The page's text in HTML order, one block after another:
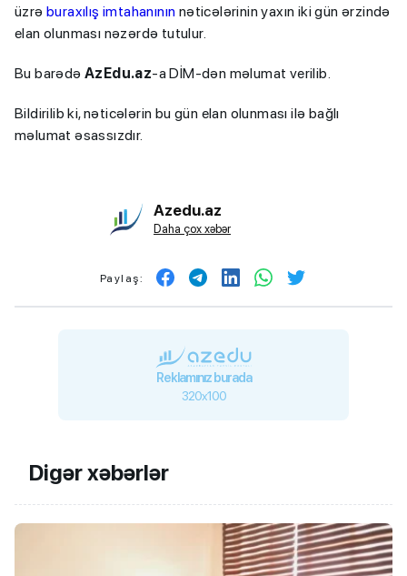
üzrə buraxılış imtahanının nəticələrinin yaxın iki gün ərzində
elan olunması nəzərdə tutulur.
Bu barədə AzEdu.az-a DİM-dən məlumat verilib.
Bildirilib ki, nəticələrin bu gün elan olunması ilə bağlı
məlumat əsassızdır.
Azedu.az
Daha çox xəbər
Paylaş:
Reklamınız burada
320x100
Digər xəbərlər